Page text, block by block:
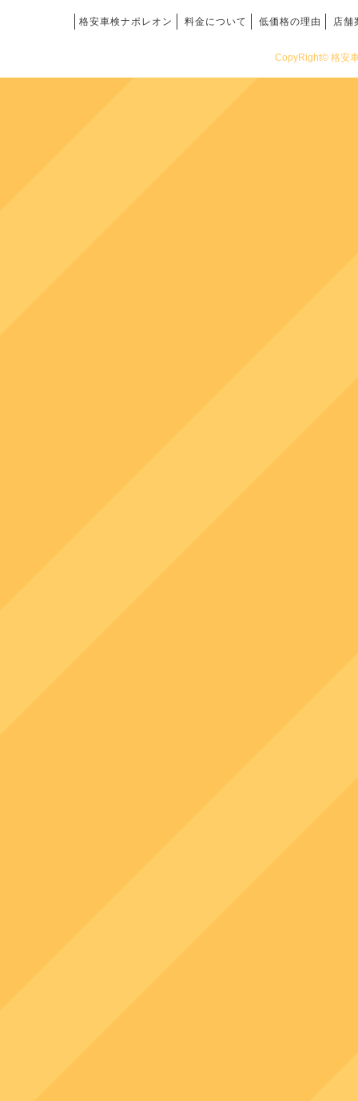
格安車検ナポレオン 料金について 低価格の理由 店舗
CopyRight© 格安